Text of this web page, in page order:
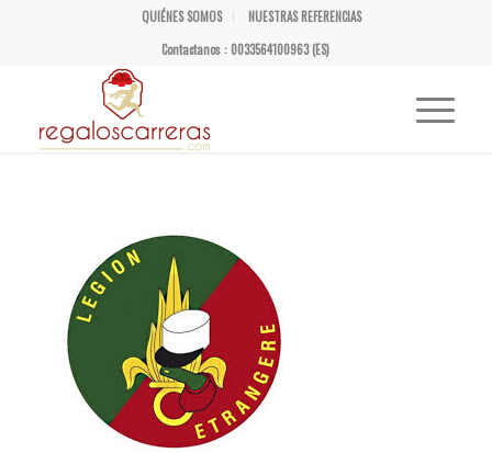
QUIÉNES SOMOS
NUESTRAS REFERENCIAS
Contactanos : 0033564100963 (ES)